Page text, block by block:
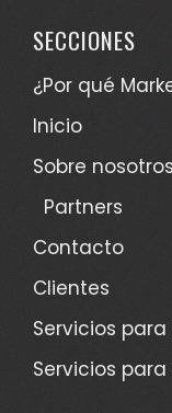
SECCIONES
¿Por qué
Inicio
Sobre nosotros
Partners
Contacto
Clientes
Servicios
Servicios